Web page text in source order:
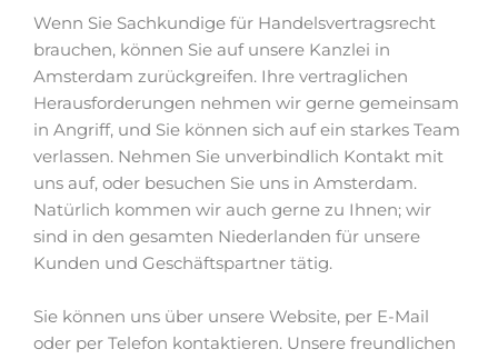
Wenn Sie Sachkundige für Handelsvertragsrecht
brauchen, können Sie auf unsere Kanzlei in
Amsterdam zurückgreifen. Ihre vertraglichen
Herausforderungen nehmen wir gerne gemeinsam
in Angriff, und Sie können sich auf ein starkes Team
verlassen. Nehmen Sie unverbindlich Kontakt mit
uns auf, oder besuchen Sie uns in Amsterdam.
Natürlich kommen wir auch gerne zu Ihnen; wir
sind in den gesamten Niederlanden für unsere
Kunden und Geschäftspartner tätig.
Sie können uns über unsere Website, per E-Mail
oder per Telefon kontaktieren. Unsere freundlichen